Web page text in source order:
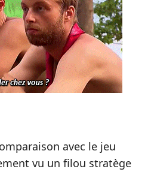
avec le jeu
vu un filou stratège